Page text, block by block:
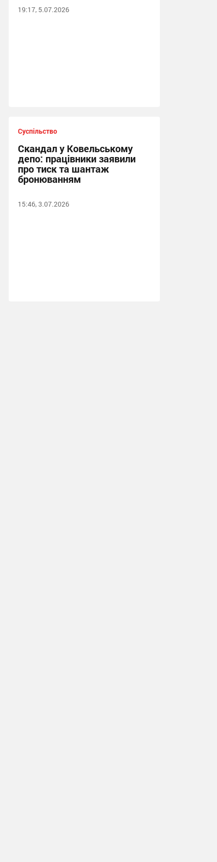
19:17, 5.07.2026
Суспільство
Скандал у Ковельському
депо: працівники заявили
про тиск та шантаж
бронюванням
15:46, 3.07.2026